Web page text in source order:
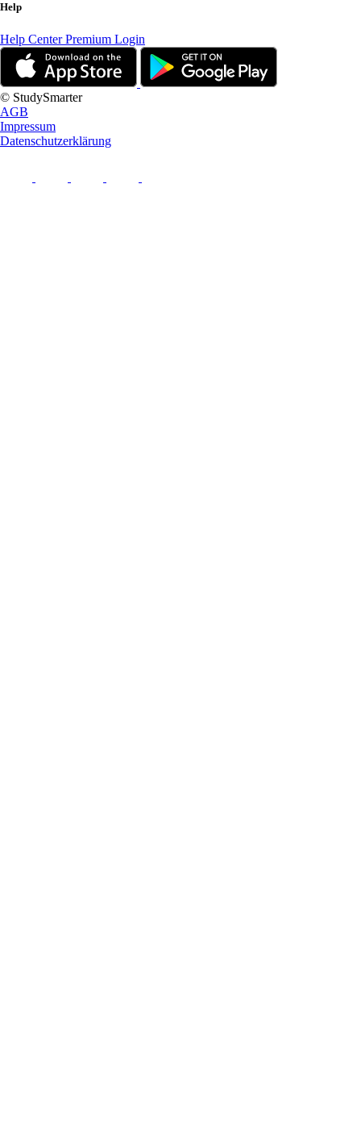
Help
Help CenterPremium Login
© StudySmarter
AGB
Impressum
Datenschutzerklärung